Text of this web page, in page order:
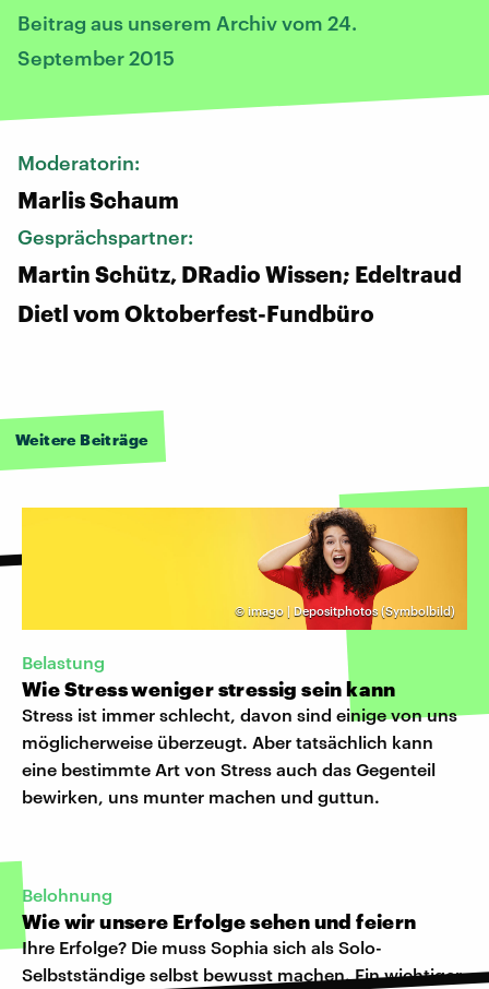
Beitrag aus unserem Archiv vom 24.
September 2015
Moderatorin:
Marlis Schaum
Gesprächspartner:
Martin Schütz, DRadio Wissen; Edeltraud
Dietl vom Oktoberfest-Fundbüro
Weitere Beiträge
© imago | Depositphotos (Symbolbild)
Belastung
Wie Stress weniger stressig sein kann
Stress ist immer schlecht, davon sind einige von uns
möglicherweise überzeugt. Aber tatsächlich kann
eine bestimmte Art von Stress auch das Gegenteil
bewirken, uns munter machen und guttun.
Belohnung
Wie wir unsere Erfolge sehen und feiern
Ihre Erfolge? Die muss Sophia sich als Solo-
Selbstständige selbst bewusst machen. Ein wichtiger